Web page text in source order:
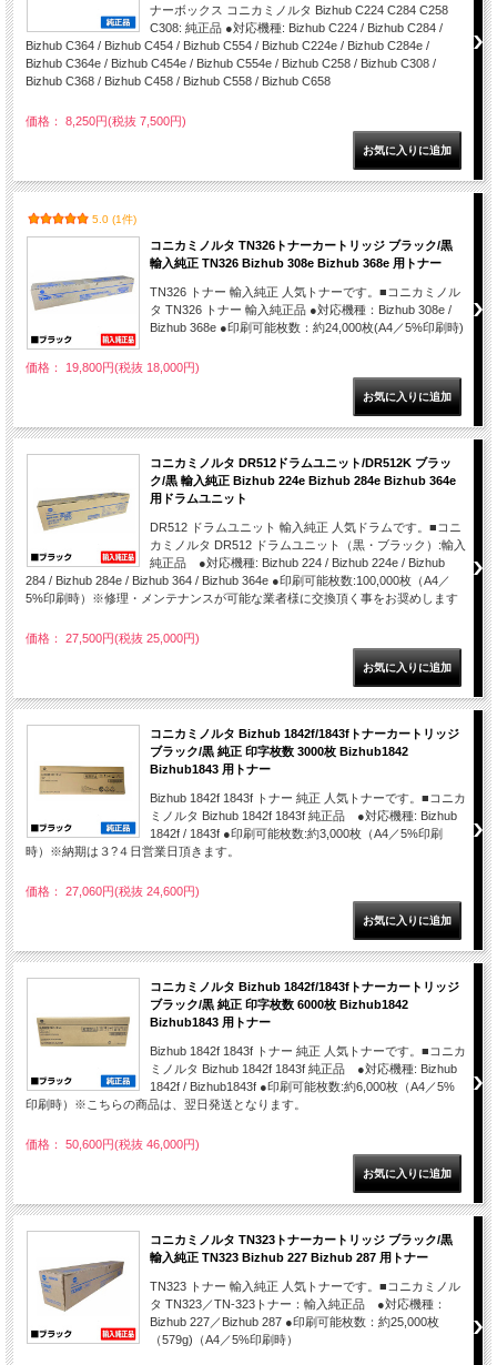
ナーボックス コニカミノルタ Bizhub C224 C284 C258
C308: 純正品 ●対応機種: Bizhub C224 / Bizhub C284 /
Bizhub C364 / Bizhub C454 / Bizhub C554 / Bizhub C224e / Bizhub C284e /
Bizhub C364e / Bizhub C454e / Bizhub C554e / Bizhub C258 / Bizhub C308 /
Bizhub C368 / Bizhub C458 / Bizhub C558 / Bizhub C658
価格： 8,250円(税抜 7,500円)
5.0 (1件)
コニカミノルタ TN326トナーカートリッジ ブラック/黒
輸入純正 TN326 Bizhub 308e Bizhub 368e 用トナー
TN326 トナー 輸入純正 人気トナーです。■コニカミノル
タ TN326 トナー 輸入純正品 ●対応機種：Bizhub 308e /
Bizhub 368e ●印刷可能枚数：約24,000枚(A4／5%印刷時)
価格： 19,800円(税抜 18,000円)
コニカミノルタ DR512ドラムユニット/DR512K ブラッ
ク/黒 輸入純正 Bizhub 224e Bizhub 284e Bizhub 364e
用ドラムユニット
DR512 ドラムユニット 輸入純正 人気ドラムです。■コニ
カミノルタ DR512 ドラムユニット（黒・ブラック）:輸入
純正品 ●対応機種: Bizhub 224 / Bizhub 224e / Bizhub
284 / Bizhub 284e / Bizhub 364 / Bizhub 364e ●印刷可能枚数:100,000枚（A4／
5%印刷時）※修理・メンテナンスが可能な業者様に交換頂く事をお奨めします
価格： 27,500円(税抜 25,000円)
コニカミノルタ Bizhub 1842f/1843fトナーカートリッジ
ブラック/黒 純正 印字枚数 3000枚 Bizhub1842
Bizhub1843 用トナー
Bizhub 1842f 1843f トナー 純正 人気トナーです。■コニカ
ミノルタ Bizhub 1842f 1843f 純正品 ●対応機種: Bizhub
1842f / 1843f ●印刷可能枚数:約3,000枚（A4／5%印刷
時）※納期は３?４日営業日頂きます。
価格： 27,060円(税抜 24,600円)
コニカミノルタ Bizhub 1842f/1843fトナーカートリッジ
ブラック/黒 純正 印字枚数 6000枚 Bizhub1842
Bizhub1843 用トナー
Bizhub 1842f 1843f トナー 純正 人気トナーです。■コニカ
ミノルタ Bizhub 1842f 1843f 純正品 ●対応機種: Bizhub
1842f / Bizhub1843f ●印刷可能枚数:約6,000枚（A4／5%
印刷時）※こちらの商品は、翌日発送となります。
価格： 50,600円(税抜 46,000円)
コニカミノルタ TN323トナーカートリッジ ブラック/黒
輸入純正 TN323 Bizhub 227 Bizhub 287 用トナー
TN323 トナー 輸入純正 人気トナーです。■コニカミノル
タ TN323／TN-323トナー：輸入純正品 ●対応機種：
Bizhub 227／Bizhub 287 ●印刷可能枚数：約25,000枚
（579g)（A4／5%印刷時）